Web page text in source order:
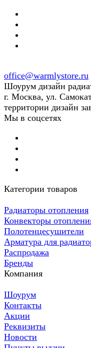
office@warmlystore.ru
Шоурум дизайн
г. Москва, ул.
территории дизайн
Мы в соцсетях
Категории товаров
Радиаторы отопления
Конвекторы
Полотенцесушители
Арматура для
Распродажа
Бренды
Компания
Шоурум
Контакты
Акции
Реквизиты
Новости